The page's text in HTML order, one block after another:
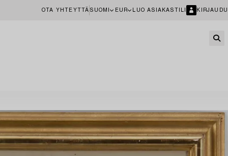
OTA YHTEYTTÄ SUOMI EUR LUO ASIAKASTILI KIRJAUDU